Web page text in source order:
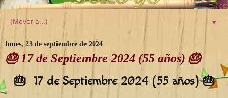
▼
lunes, 23 de septiembre de 2024
🎂 17 de Septiembre 2024 (55 años) 🎂
🎂 17 de Septiembre 2024 (55 años) 🎂